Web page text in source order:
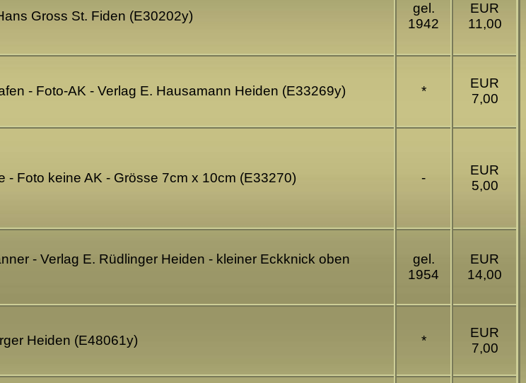
Gross St. Fiden (E30202y)
gel.
1942
EUR
11,00
- Foto-AK - Verlag E. Hausamann Heiden (E33269y) *
EUR
7,00
- Foto keine AK - Grösse 7cm x 10cm (E33270) -
EUR
5,00
- Verlag E. Rüdlinger Heiden - kleiner Eckknick oben
gel.
1954
EUR
14,00
Heiden (E48061y) *
EUR
7,00